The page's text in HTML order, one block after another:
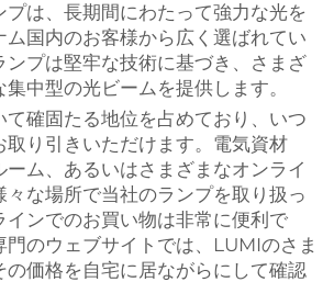
プは、長期間にわたって強力な光を
ム国内のお客様から広く選ばれてい
ンプは堅牢な技術に基づき、さまざ
中型の光ビームを提供します。
て確固たる地位を占めており、いつ
取り引きいただけます。電気資材
ーム、あるいはさまざまなオンライ
々な場所で当社のランプを取り扱っ
インでのお買い物は非常に便利で
門のウェブサイトでは、LUMIのさま
の価格を自宅に居ながらにして確認